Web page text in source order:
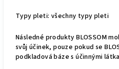
Typy pleti: všechny typy pleti
Následné produkty BLOSSOM
svůj účinek, pouze pokud se
podkladová báze s účinnými